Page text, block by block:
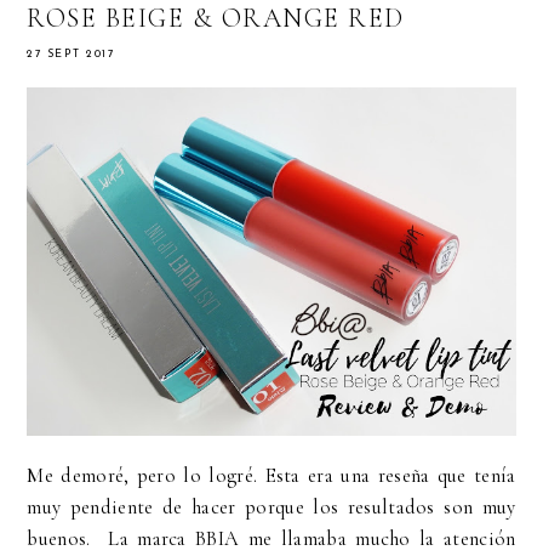
ROSE BEIGE & ORANGE RED
27 SEPT 2017
Me demoré, pero lo logré. Esta era una reseña que tenía
muy pendiente de hacer porque los resultados son muy
buenos. La marca BBIA me llamaba mucho la atención